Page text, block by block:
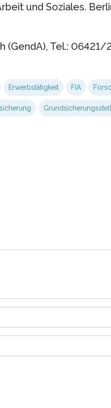
und Soziales.
(GendA), Tel.:
Erwerbstätigkeit FIA